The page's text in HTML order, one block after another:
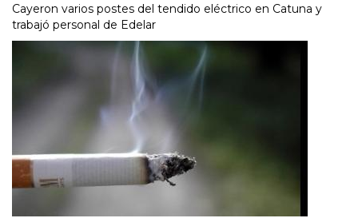
Cayeron varios postes del tendido eléctrico en Catuna y
trabajó personal de Edelar